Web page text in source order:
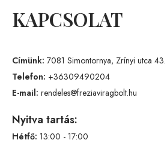
KAPCSOLAT
Címünk: 7081 Simontornya, Zrínyi utca 43.
Telefon: +36309490204
E-mail: rendeles@freziaviragbolt.hu
Nyitva tartás:
Hétfő: 13:00 - 17:00